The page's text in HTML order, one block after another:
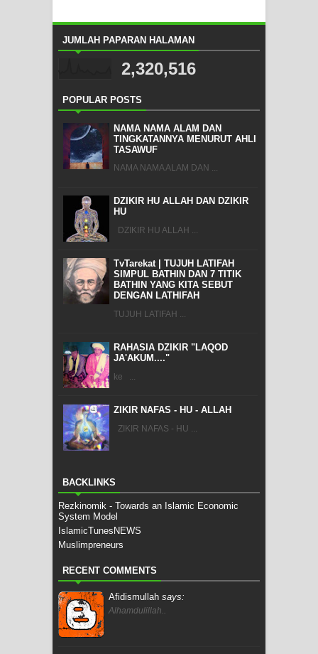
JUMLAH PAPARAN HALAMAN
2,320,516
POPULAR POSTS
NAMA NAMA ALAM DAN
TINGKATANNYA MENURUT AHLI
TASAWUF
NAMA NAMA ALAM DAN ...
DZIKIR HU ALLAH DAN DZIKIR
HU
DZIKIR HU ALLAH ...
TvTarekat | TUJUH LATIFAH
SIMPUL BATHIN DAN 7 TITIK
BATHIN YANG KITA SEBUT
DENGAN LATHIFAH
TUJUH LATIFAH ...
RAHASIA DZIKIR "LAQOD
JA'AKUM...."
ke ...
ZIKIR NAFAS - HU - ALLAH
ZIKIR NAFAS - HU ...
BACKLINKS
Rezkinomik - Towards an Islamic Economic
System Model
IslamicTunesNEWS
Muslimpreneurs
RECENT COMMENTS
Afidismullah says:
Alhamdulillah..